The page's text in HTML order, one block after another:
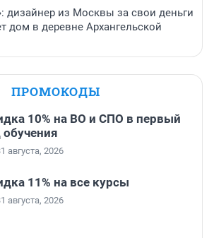
дизайнер из Москвы за свои деньги
дом в деревне Архангельской
ПРОМОКОДЫ
10% на ВО и СПО в первый
обучения
августа, 2026
11% на все курсы
августа, 2026